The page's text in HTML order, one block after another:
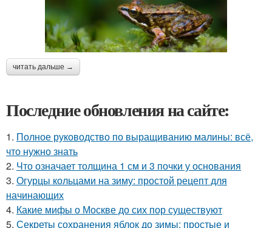
читать дальше →
Последние обновления на сайте:
1. Полное руководство по выращиванию малины: всё,
что нужно знать
2. Что означает толщина 1 см и 3 почки у основания
3. Огурцы кольцами на зиму: простой рецепт для
начинающих
4. Какие мифы о Москве до сих пор существуют
5. Секреты сохранения яблок до зимы: простые и